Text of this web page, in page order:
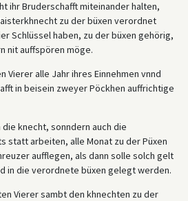
ihr Bruderschafft miteinander halten,
zu der büxen verordnet
Schlüssel haben, zu der büxen gehörig,
nit auffspören möge.
Vierer alle Jahr ihres Einnehmen vnnd
in beisein zweyer Pöckhen auffrichtige
knecht, sonndern auch die
statt arbeiten, alle Monat zu der Püxen
aufflegen, als dann solle solch gelt
in die verordnete büxen gelegt werden.
Vierer sambt den khnechten zu der